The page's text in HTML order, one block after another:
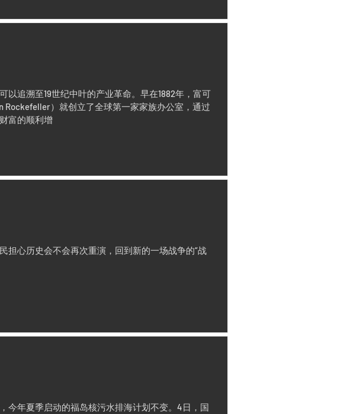
追溯至19世纪中叶的产业革命。早在1882年，富可
Rockefeller）就创立了全球第一家家族办公室，通过
富的顺利增
担心历史会不会再次重演，回到新的一场战争的“战
今年夏季启动的福岛核污水排海计划不变。4日，国